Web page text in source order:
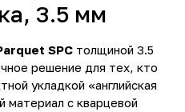
3.5 мм
SPC толщиной 3.5
решение для тех, кто
укладкой «английская
материал с кварцевой